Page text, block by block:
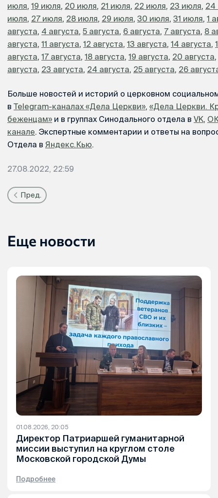
июля, 19 июля, 20 июля, 21 июля, 22 июля, 23 июля, 24
июля, 27 июля, 28 июля, 29 июля, 30 июля, 31 июля, 1
августа, 4 августа, 5 августа, 6 августа, 7 августа, 8
августа, 11 августа, 12 августа, 13 августа, 14 августа,
августа, 17 августа, 18 августа, 19 августа, 20 августа,
августа, 23 августа, 24 августа, 25 августа, 26
Больше новостей и историй о церковном
в Telegram-каналах «Дела Церкви», «Дела Церкви.
беженцам» и в группах Синодального отдела в VK,
канале. Экспертные комментарии и ответы на
Отдела в Яндекс.Кью.
27.08.2022, 22:59
Пред.
Еще новости
01.08.2026, 20:05
Директор Патриаршей гуманитарной
миссии выступил на круглом столе
Московской городской Думы
Подробнее